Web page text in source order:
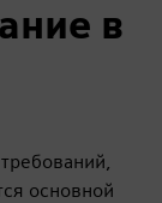
в
основной